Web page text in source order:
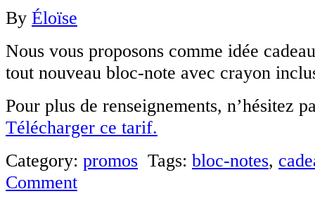
By Éloïse
Nous vous proposons comme idée
tout nouveau bloc-note avec crayon
Pour plus de renseignements, n’hésitez
Télécharger ce tarif.
Category: promos Tags: bloc-notes,
Comment